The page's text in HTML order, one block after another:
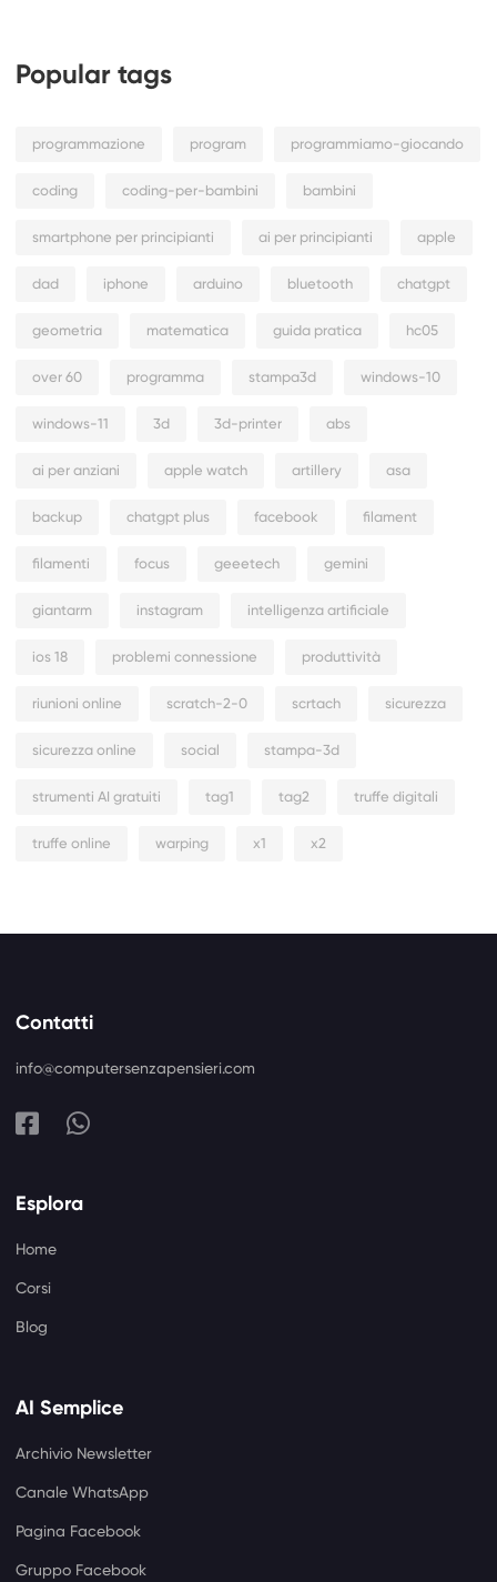
Popular tags
programmazione program programmiamo-giocando
coding coding-per-bambini bambini
smartphone per principianti ai per principianti apple
dad iphone arduino bluetooth chatgpt
geometria matematica guida pratica hc05
over 60 programma stampa3d windows-10
windows-11 3d 3d-printer abs
ai per anziani apple watch artillery asa
backup chatgpt plus facebook filament
filamenti focus geeetech gemini
giantarm instagram intelligenza artificiale
ios 18 problemi connessione produttività
riunioni online scratch-2-0 scrtach sicurezza
sicurezza online social stampa-3d
strumenti AI gratuiti tag1 tag2 truffe digitali
truffe online warping x1 x2
Contatti
info@computersenzapensieri.com
Esplora
Home
Corsi
Blog
AI Semplice
Archivio Newsletter
Canale WhatsApp
Pagina Facebook
Gruppo Facebook